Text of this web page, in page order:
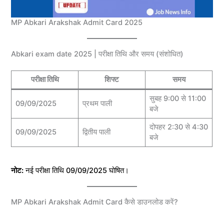
MP Abkari Arakshak Admit Card 2025
Abkari exam date 2025 | परीक्षा तिथि और समय (संशोधित)
परीक्षा तिथि शिफ्ट समय
09/09/2025 प्रथम पाली
सुबह 9:00 से 11:00
बजे
09/09/2025 द्वितीय पाली
दोपहर 2:30 से 4:30
बजे
नोट:नई परीक्षा तिथि 09/09/2025 घोषित।
MP Abkari Arakshak Admit Card कैसे डाउनलोड करें?